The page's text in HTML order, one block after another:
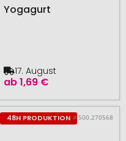
Yogagurt
ab1,69 €
17. August
48H PRODUKTION # 500.270568